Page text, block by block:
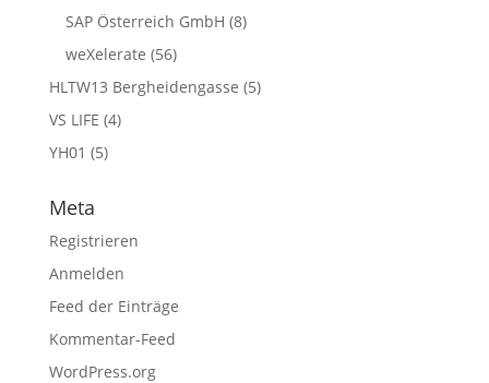
SAP Österreich GmbH (8)
weXelerate (56)
HLTW13 Bergheidengasse (5)
VS LIFE (4)
YH01 (5)
Meta
Registrieren
Anmelden
Feed der Einträge
Kommentar-Feed
WordPress.org